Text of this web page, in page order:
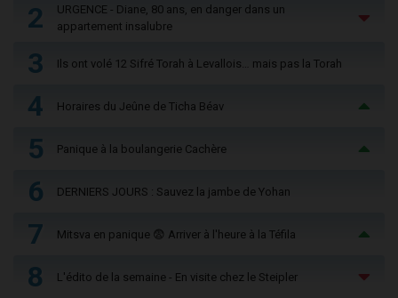
2
URGENCE - Diane, 80 ans, en danger dans un
appartement insalubre
3 Ils ont volé 12 Sifré Torah à Levallois… mais pas la Torah
4 Horaires du Jeûne de Ticha Béav
5 Panique à la boulangerie Cachère
6 DERNIERS JOURS : Sauvez la jambe de Yohan
7 Mitsva en panique 😨 Arriver à l'heure à la Téfila
8 L'édito de la semaine - En visite chez le Steipler